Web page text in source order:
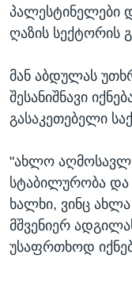
პალესტინელები
ღაზის სექტორის
მან აბდულას
შესანიშნავი
გასაკეთებელი
"ახლო
სტაბილურობა და
ხალხი, ვინც
მშვენიერ
უსაფრთხოდ